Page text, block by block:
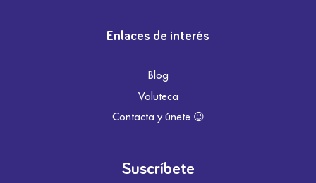
Enlaces de interés
Blog
Voluteca
Contacta y únete 😉
Suscríbete